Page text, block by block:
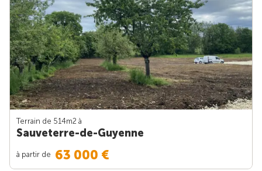
Terrain de 514m2 à
Sauveterre-de-Guyenne
à partir de 63 000 €